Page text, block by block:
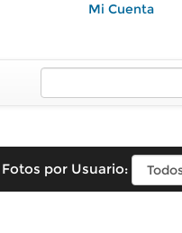
Mi Cuenta
Fotos por Usuario: